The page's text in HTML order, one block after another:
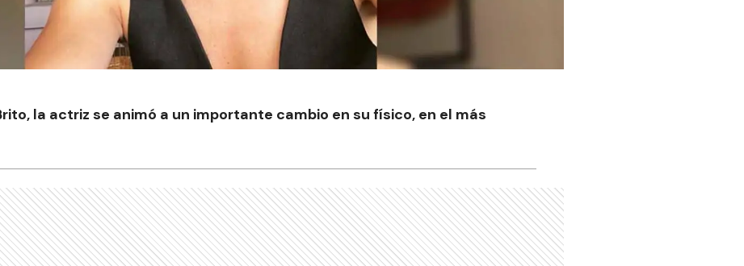
la actriz se animó a un importante cambio en su físico, en el más